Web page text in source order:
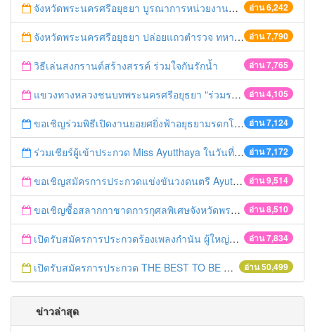
อ่าน 6,242
จังหวัดพระนครศรีอยุธยา บูรณาการหน่วยงานที่เกี่ยวข้อง ลงพื้นที่จัดระเบียบและดำเนินมาตรการตามบทลงโทษสูงสุดกับผู้ประกอบการร้านค้าที่ยังฝ่าฝืนตั้งร้านค้ารุกล้ำเขตพื้นที่ทางหลวง เตรียมความปลอดภัยก่อนเทศกาลสงกรานต์
อ่าน 7,790
จังหวัดพระนครศรีอยุธยา ปล่อยแถวตำรวจ ทหาร ฝ่ายปกครอง กว่า 100 นาย ตรวจเข้มท่ารถสาธารณะ สถานีขนส่งรถโดยสาร วินรถตู้ และสถานีรถไฟ เตรียมรับมือเทศกาลสงกรานต์
อ่าน 7,765
วิธีเล่นสงกรานต์สร้างสรรค์ ร่วมใจกันรักน้ำ
อ่าน 4,105
แขวงทางหลวงชนบทพระนครศรีอยุธยา "ร่วมรณรงค์ ขับช้า เปิดไฟหน้า คาดเข็มขัด" เทศกาลสงกรานต์ ปี 2561
อ่าน 7,124
ขอเชิญร่วมพิธีเปิดงานยอยศยิ่งฟ้าอยุธยามรดกโลก
อ่าน 7,172
ร่วมเชียร์ผู้เข้าประกวด Miss Ayutthaya ในวันที่ 15 ธันวาคม 2560
อ่าน 9,514
ขอเชิญสมัครการประกวดแข่งขันวงดนตรี Ayutthaya battle of the bands
อ่าน 8,510
ขอเชิญซื้อสลากกาชาดการกุศลพิเศษจังหวัดพระนครศรีอยุธยา 2560
อ่าน 7,834
เปิดรับสมัครการประกวดร้องเพลงกำนัน ผู้ใหญ่บ้าน ฯลฯ
อ่าน 50,499
เปิดรับสมัครการประกวด THE BEST TO BE NUMBER ONE
ข่าวล่าสุด